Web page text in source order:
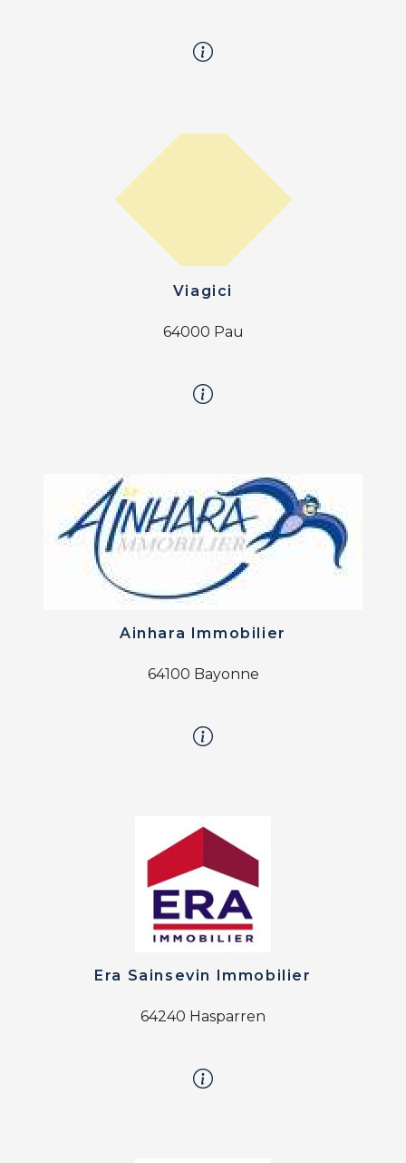
Viagici
64000 Pau
Ainhara Immobilier
64100 Bayonne
Era Sainsevin Immobilier
64240 Hasparren